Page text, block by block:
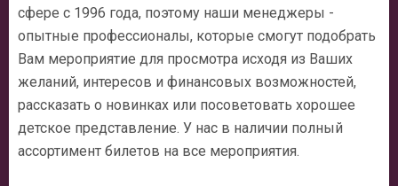
сфере с 1996 года, поэтому наши менеджеры -
опытные профессионалы, которые смогут подобрать
Вам мероприятие для просмотра исходя из Ваших
желаний, интересов и финансовых возможностей,
рассказать о новинках или посоветовать хорошее
детское представление. У нас в наличии полный
ассортимент билетов на все мероприятия.